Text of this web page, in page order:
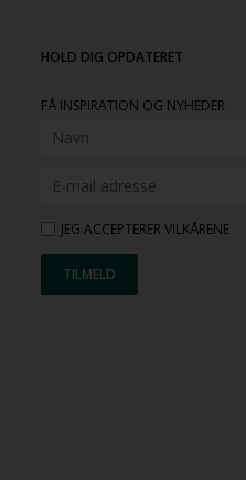
HOLD DIG OPDATERET
FÅ INSPIRATION OG NYHEDER
JEG ACCEPTERER VILKÅRENE